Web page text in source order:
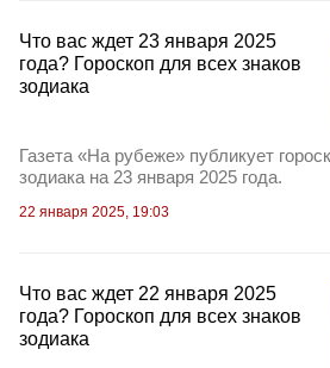
Что вас ждет 23 января 2025
года? Гороскоп для всех знаков
зодиака
Газета «На рубеже» публикует
зодиака на 23 января 2025 года.
22 января 2025, 19:03
Что вас ждет 22 января 2025
года? Гороскоп для всех знаков
зодиака